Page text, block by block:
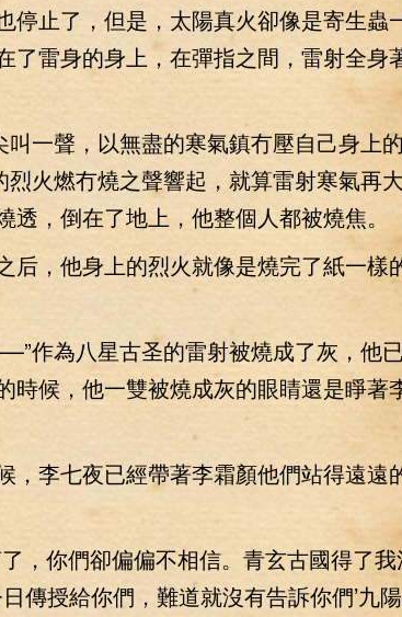
停止了，但是，太陽真火卻像是寄生蟲
了雷身的身上，在彈指之間，雷射全身
聲，以無盡的寒氣鎮冇壓自己身上
烈火燃冇燒之聲響起，就算雷射寒氣再
透，倒在了地上，他整個人都被燒焦。
，他身上的烈火就像是燒完了紙一樣
為八星古圣的雷射被燒成了灰，他已
時候，他一雙被燒成灰的眼睛還是睜著
七夜已經帶著李霜顏他們站得遠遠
你們卻偏偏不相信。青玄古國得了我
日傳授給你們，難道就沒有告訴你們’九